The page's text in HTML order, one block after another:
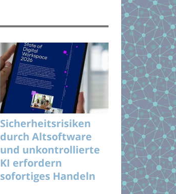
Sicherheitsrisiken
durch Altsoftware
und unkontrollierte
KI erfordern
sofortiges Handeln